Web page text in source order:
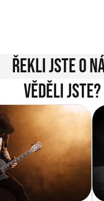
Řekli jste o
Věděli jste?
e-shopu Music